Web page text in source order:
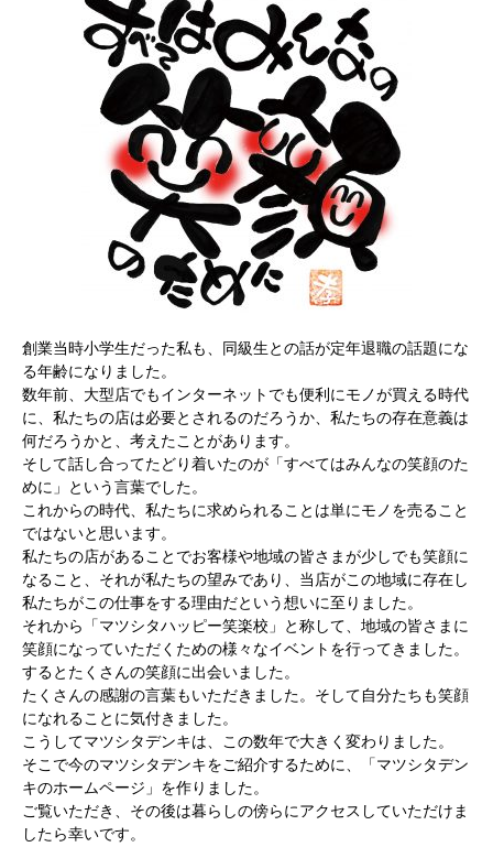
創業当時小学生だった私も、同級生との話が定年退職の話題にな
る年齢になりました。
数年前、大型店でもインターネットでも便利にモノが買える時代
に、私たちの店は必要とされるのだろうか、私たちの存在意義は
何だろうかと、考えたことがあります。
そして話し合ってたどり着いたのが「すべてはみんなの笑顔のた
めに」という言葉でした。
これからの時代、私たちに求められることは単にモノを売ること
ではないと思います。
私たちの店があることでお客様や地域の皆さまが少しでも笑顔に
なること、それが私たちの望みであり、当店がこの地域に存在し
私たちがこの仕事をする理由だという想いに至りました。
それから「マツシタハッピー笑楽校」と称して、地域の皆さまに
笑顔になっていただくための様々なイベントを行ってきました。
するとたくさんの笑顔に出会いました。
たくさんの感謝の言葉もいただきました。そして自分たちも笑顔
になれることに気付きました。
こうしてマツシタデンキは、この数年で大きく変わりました。
そこで今のマツシタデンキをご紹介するために、「マツシタデン
キのホームページ」を作りました。
ご覧いただき、その後は暮らしの傍らにアクセスしていただけま
したら幸いです。